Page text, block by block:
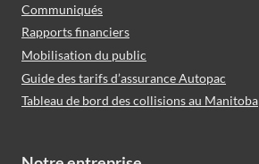
Communiqués
Rapports financiers
Mobilisation du public
Guide des tarifs d’assurance Autopac
Tableau de bord des collisions au Manitoba